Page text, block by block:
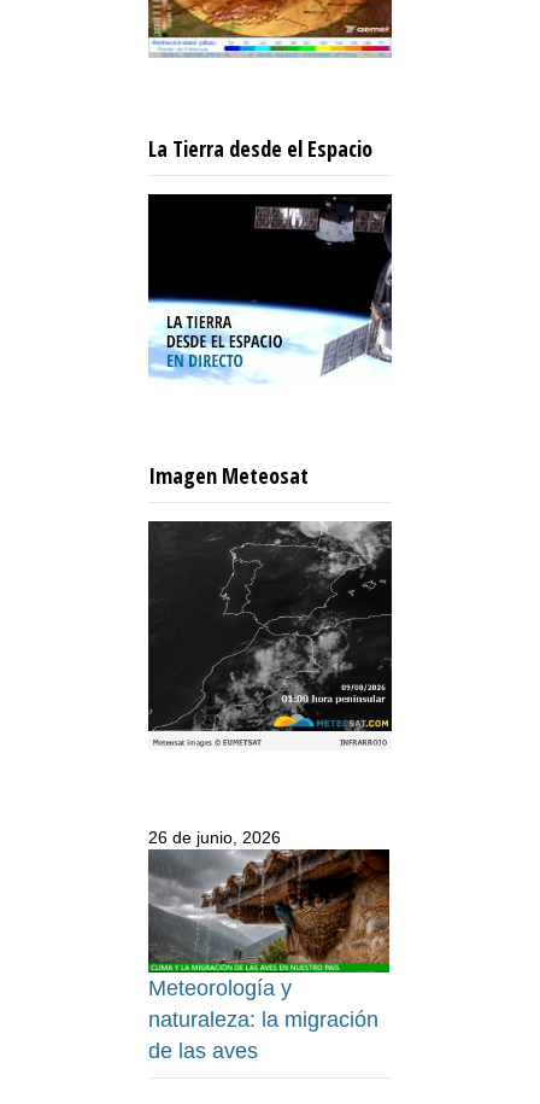
La Tierra desde el Espacio
Imagen Meteosat
26 de junio, 2026
Meteorología y
naturaleza: la migración
de las aves